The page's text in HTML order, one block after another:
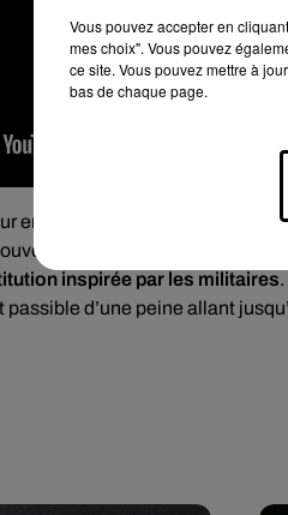
envers la presse,
Prayuth
élu lors d’un coup
inspirée par les militaires
d’une peine allant
Vous pouvez accepter en
mes choix". Vous pouvez
ce site. Vous pouvez mettre à
bas de chaque page.